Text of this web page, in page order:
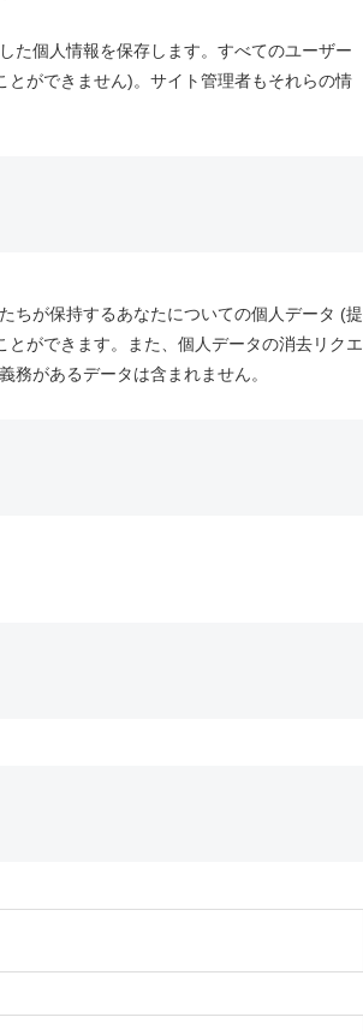
た個人情報を保存します。すべてのユーザー
ができません)。サイト管理者もそれらの情
ちが保持するあなたについての個人データ (提
ができます。また、個人データの消去リクエ
務があるデータは含まれません。